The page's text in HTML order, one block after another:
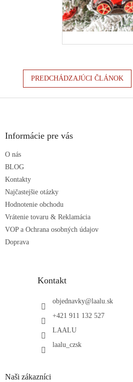
PREDCHÁDZAJÚCI ČLÁNOK
Informácie pre vás
O nás
BLOG
Kontakty
Najčastejšie otázky
Hodnotenie obchodu
Vrátenie tovaru & Reklamácia
VOP a Ochrana osobných údajov
Doprava
Kontakt
objednavky@laalu.sk
+421 911 132 527
LAALU
laalu_czsk
Naši zákazníci